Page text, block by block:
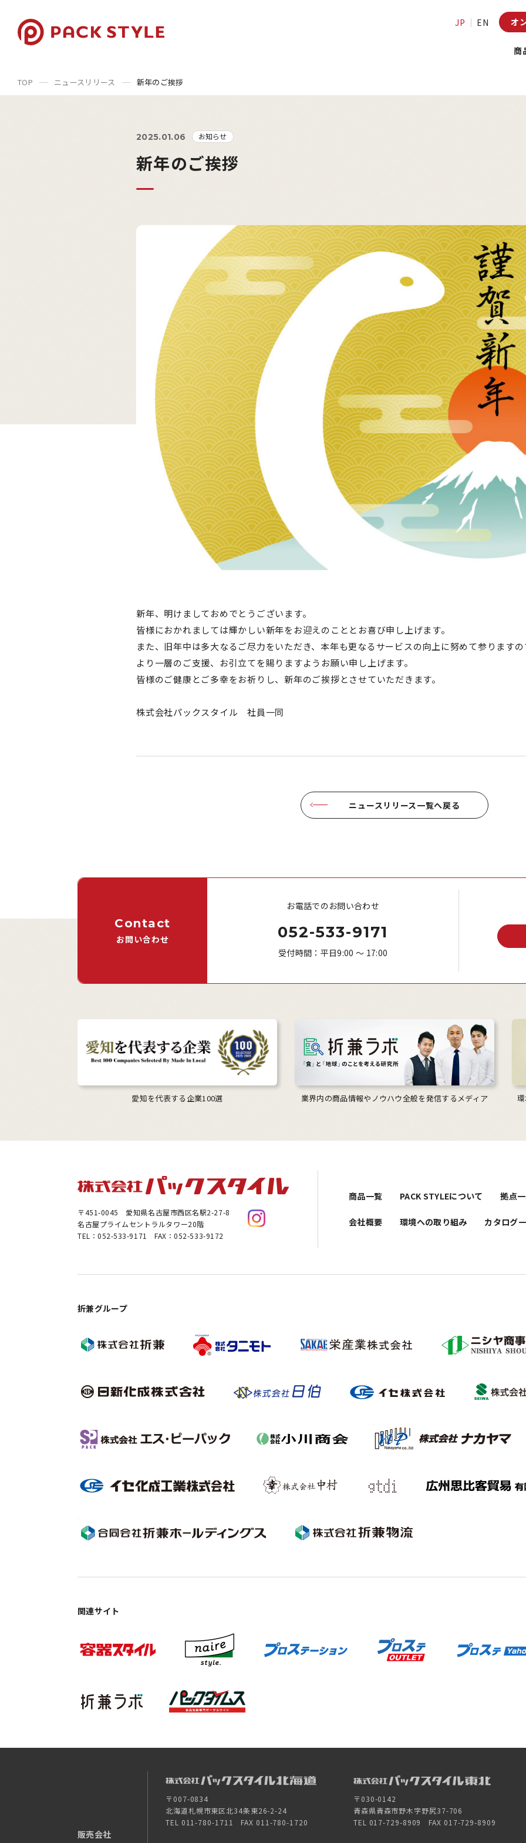
JP EN オ
商
TOP ニュースリリース 新年のご挨拶
2025.01.06 お知らせ
新年のご挨拶
新年、明けましておめでとうございます。
皆様におかれましては輝かしい新年をお迎えのこととお喜び申し上げます。
また、旧年中は多大なるご尽力をいただき、本年も更なるサービスの向上に努めて参りますの
より一層のご支援、お引立てを賜りますようお願い申し上げます。
皆様のご健康とご多幸をお祈りし、新年のご挨拶とさせていただきます。
株式会社パックスタイル 社員一同
ニュースリリース一覧へ戻る
Contact
お問い合わせ
お電話でのお問い合わせ
052-533-9171
受付時間：平日9:00 ～ 17:00
愛知を代表する企業100選 業界内の商品情報やノウハウ全般を発信するメディア
〒451-0045 愛知県名古屋市西区名駅2-27-8
名古屋プライムセントラルタワー20階
TEL：052-533-9171 FAX：052-533-9172
商品一覧 PACK STYLEについて 拠点
会社概要 環境への取り組み カタログ
折兼グループ
関連サイト
販売会社
〒007-0834
北海道札幌市東区北34条東26-2-24
TEL 011-780-1711 FAX 011-780-1720
〒030-0142
青森県青森市野木字野尻37-706
TEL 017-729-8909 FAX 017-729-8909